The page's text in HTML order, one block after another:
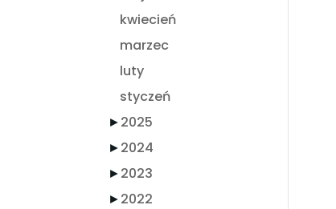
kwiecień
marzec
luty
styczeń
►2025
►2024
►2023
►2022